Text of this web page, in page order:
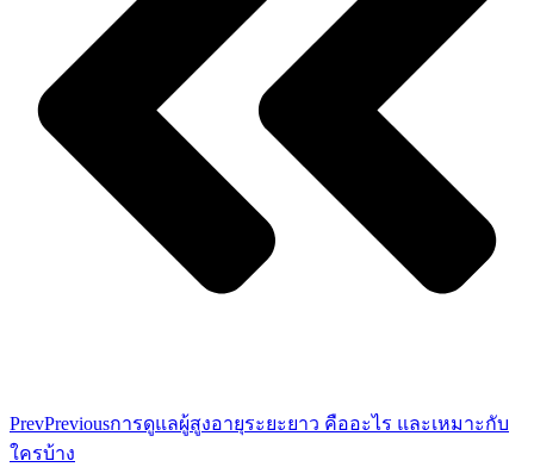
PrevPreviousการดูแลผู้สูงอายุระยะยาว คืออะไร และเหมาะกับ
ใครบ้าง